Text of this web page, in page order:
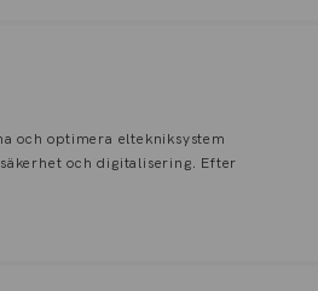
och optimera eltekniksystem
och digitalisering. Efter